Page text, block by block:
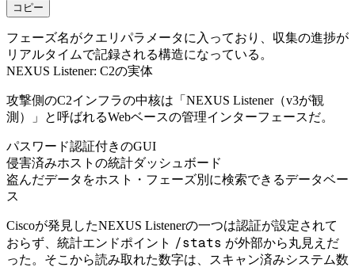
コピー
フェーズ名がクエリパラメータに入っており、収集の進捗が
リアルタイムで記録される構造になっている。
NEXUS Listener: C2の実体
攻撃側のC2インフラの中核は「NEXUS Listener（v3が観
測）」と呼ばれるWebベースの管理インターフェースだ。
パスワード認証付きのGUI
侵害済みホストの統計ダッシュボード
盗んだデータをホスト・フェーズ別に検索できるデータベー
ス
Ciscoが発見したNEXUS Listenerの一つは認証が設定されて
おらず、統計エンドポイント /stats が外部から丸見えだ
った。そこから読み取れた数字は、スキャン済みシステム数